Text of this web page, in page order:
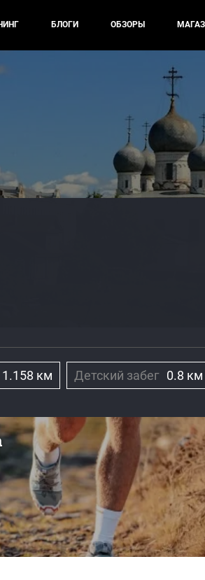
БЛОГИ ОБЗОРЫ
1.158 км Детский забег 0.8 км